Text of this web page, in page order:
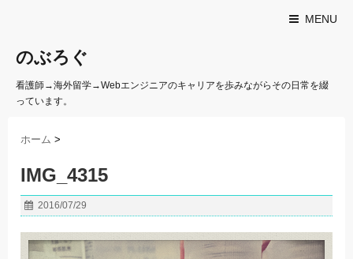
MENU
のぶろぐ
看護師→海外留学→Webエンジニアのキャリアを歩みながらその日常を綴
っています。
ホーム >
IMG_4315
2016/07/29